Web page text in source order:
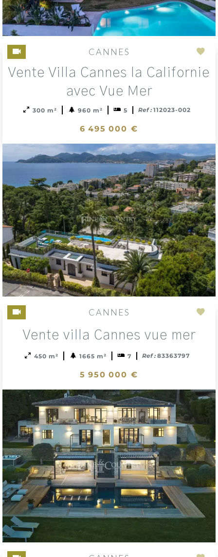
CANNES
Vente Villa Cannes la Californie
avec Vue Mer
to
300 m² 960 m² 5 Ref : 112023-002
6 495 000 €
CANNES
Vente villa Cannes vue mer
450 m² 1665 m² 7 Ref : 83363797
5 950 000 €